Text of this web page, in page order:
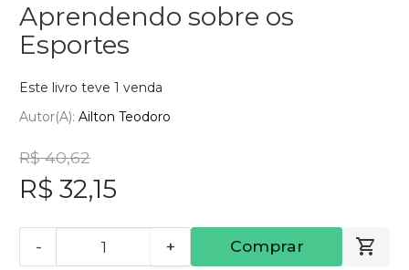
Aprendendo sobre os
Esportes
Este livro teve 1 venda
Autor(a): Ailton Teodoro
R$ 40,62
R$ 32,15
- + Comprar